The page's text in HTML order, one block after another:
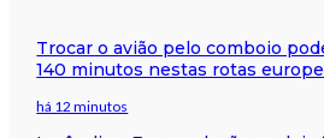
Trocar o avião pelo comboio
140 minutos nestas rotas
há 12 minutos